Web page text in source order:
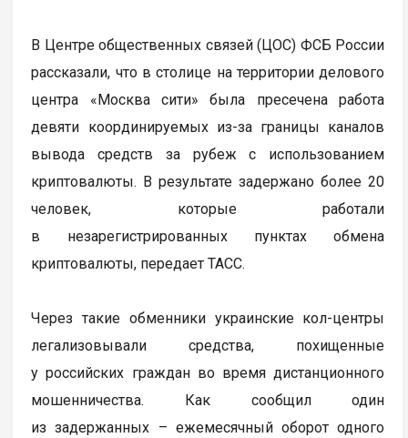
В Центре общественных связей (ЦОС) ФСБ России
рассказали, что в столице на территории делового
центра «Москва сити» была пресечена работа
девяти координируемых из-за границы каналов
вывода средств за рубеж с использованием
криптовалюты. В результате задержано более 20
человек, которые работали
в незарегистрированных пунктах обмена
криптовалюты, передает ТАСС.
Через такие обменники украинские кол-центры
легализовывали средства, похищенные
у российских граждан во время дистанционного
мошенничества. Как сообщил один
из задержанных – ежемесячный оборот одного